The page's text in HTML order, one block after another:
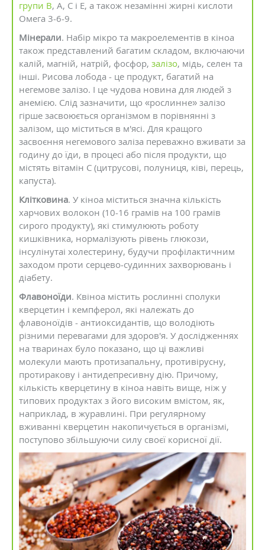
групи В, А, С і Е, а також незамінні жирні кислоти
Омега 3-6-9.
Мінерали. Набір мікро та макроелементів в кіноа
також представлений багатим складом, включаючи
калій, магній, натрій, фосфор, залізо, мідь, селен та
інші. Рисова лобода - це продукт, багатий на
негемове залізо. І це чудова новина для людей з
анемією. Слід зазначити, що «рослинне» залізо
гірше засвоюється організмом в порівнянні з
залізом, що міститься в м'ясі. Для кращого
засвоєння негемового заліза переважно вживати за
годину до їди, в процесі або після продукти, що
містять вітамін С (цитрусові, полуниця, ківі, перець,
капуста).
Клітковина. У кіноа міститься значна кількість
харчових волокон (10-16 грамів на 100 грамів
сирого продукту), які стимулюють роботу
кишківника, нормалізують рівень глюкози,
інсулінутаі холестерину, будучи профілактичним
заходом проти серцево-судинних захворювань і
діабету.
Флавоноїди. Квіноа містить рослинні сполуки
кверцетин і кемпферол, які належать до
флавоноїдів - антиоксидантів, що володіють
різними перевагами для здоров'я. У дослідженнях
на тваринах було показано, що ці важливі
молекули мають протизапальну, противірусну,
протиракову і антидепресивну дію. Причому,
кількість кверцетину в кіноа навіть вище, ніж у
типових продуктах з його високим вмістом, як,
наприклад, в журавлині. При регулярному
вживанні кверцетин накопичується в організмі,
поступово збільшуючи силу своєї корисної дії.